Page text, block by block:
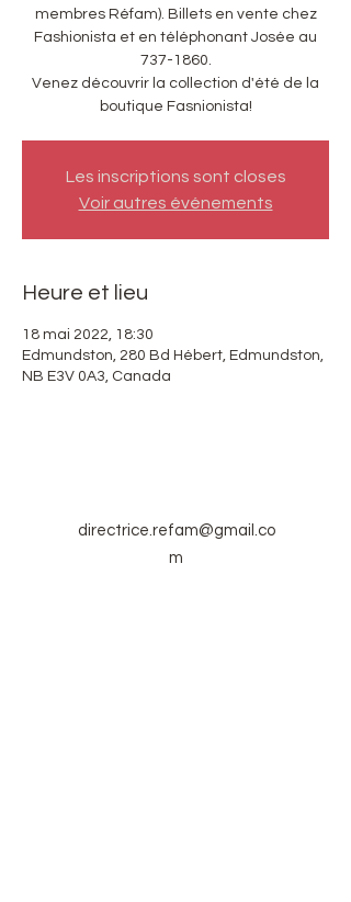
membres Réfam). Billets en vente chez
Fashionista et en téléphonant Josée au
737-1860.
Venez découvrir la collection d'été de la
boutique Fasnionista!
Les inscriptions sont closes
Voir autres événements
Heure et lieu
18 mai 2022, 18:30
Edmundston, 280 Bd Hébert, Edmundston,
NB E3V 0A3, Canada
directrice.refam@gmail.co
m